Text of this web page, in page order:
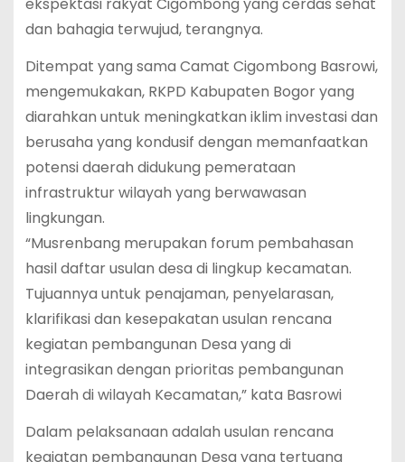
ekspektasi rakyat Cigombong yang cerdas sehat
dan bahagia terwujud, terangnya.
Ditempat yang sama Camat Cigombong Basrowi,
mengemukakan, RKPD Kabupaten Bogor yang
diarahkan untuk meningkatkan iklim investasi dan
berusaha yang kondusif dengan memanfaatkan
potensi daerah didukung pemerataan
infrastruktur wilayah yang berwawasan
lingkungan.
“Musrenbang merupakan forum pembahasan
hasil daftar usulan desa di lingkup kecamatan.
Tujuannya untuk penajaman, penyelarasan,
klarifikasi dan kesepakatan usulan rencana
kegiatan pembangunan Desa yang di
integrasikan dengan prioritas pembangunan
Daerah di wilayah Kecamatan,” kata Basrowi
Dalam pelaksanaan adalah usulan rencana
kegiatan pembangunan Desa yang tertuang